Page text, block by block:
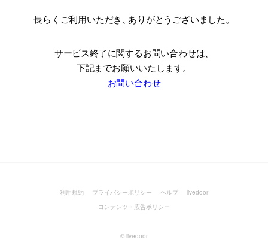
長らくご利用いただき ありがとうございました。
サービス終了に関するお問い合わせは、
下記までお願いいたします。
お問い合わせ
利用規約 プライバシーポリシー ヘルプ
livedoor
コンテンツ・広告ポリシー
© livedoor